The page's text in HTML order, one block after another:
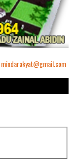
mindarakyat@gmail.com